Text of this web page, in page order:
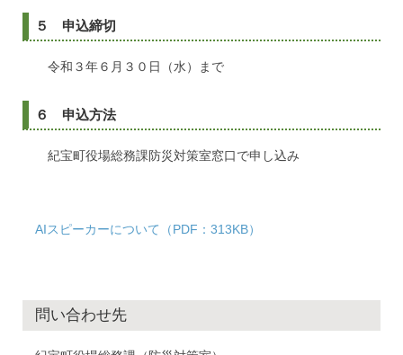
５ 申込締切
令和３年６月３０日（水）まで
６ 申込方法
紀宝町役場総務課防災対策室窓口で申し込み
AIスピーカーについて（PDF：313KB）
問い合わせ先